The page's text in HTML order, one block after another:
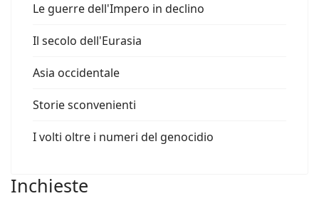
Le guerre dell'Impero in declino
Il secolo dell'Eurasia
Asia occidentale
Storie sconvenienti
I volti oltre i numeri del genocidio
Inchieste